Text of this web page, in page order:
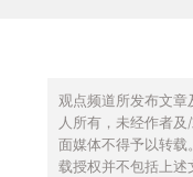
观点频道所发布文章
人所有，未经作者
面媒体不得予以转载
载授权并不包括上述